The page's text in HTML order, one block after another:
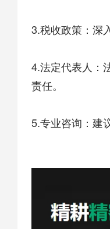
3.税收政策：深
4.法定代表人：
责任。
5.专业咨询：建